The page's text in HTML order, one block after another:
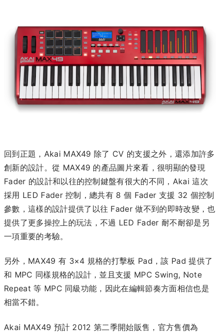
回到正題，Akai MAX49 除了 CV 的支援之外，還添加許多
創新的設計。從 MAX49 的產品圖片來看，很明顯的發現
Fader 的設計和以往的控制鍵盤有很大的不同，Akai 這次
採用 LED Fader 控制，總共有 8 個 Fader 支援 32 個控制
參數，這樣的設計提供了以往 Fader 做不到的即時改變，也
提供了更多操控上的玩法，不過 LED Fader 耐不耐卻是另
一項重要的考驗。
另外，MAX49 有 3×4 規格的打擊板 Pad，該 Pad 提供了
和 MPC 同樣規格的設計，並且支援 MPC Swing, Note
Repeat 等 MPC 同級功能，因此在編輯節奏方面相信也是
相當不錯。
Akai MAX49 預計 2012 第二季開始販售，官方售價為